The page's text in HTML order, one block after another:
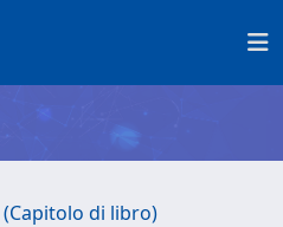
di libro)